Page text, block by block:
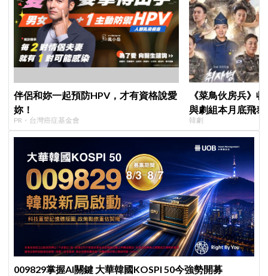
伴侶和妳一起預防HPV，才有資格說愛
妳！
PR・台灣癌症基金會
《菜鳥伙房兵》
與劇組本月底飛
行，慶祝亮眼成績
韓劇
009829掌握AI關鍵 大華韓國KOSPI 50今強勢開募